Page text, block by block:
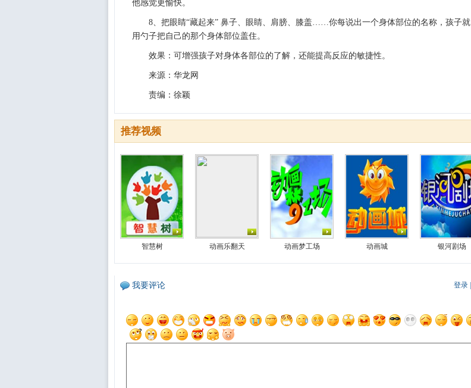
他感觉更愉快。
8、把眼睛“藏起来” 鼻子、眼睛、肩膀、膝盖……你每说出一个身体部位的名称，孩子就
用勺子把自己的那个身体部位盖住。
效果：可增强孩子对身体各部位的了解，还能提高反应的敏捷性。
来源：华龙网
责编：徐颖
推荐视频
智慧树 动画乐翻天 动画梦工场 动画城 银河剧场
登录
我要评论